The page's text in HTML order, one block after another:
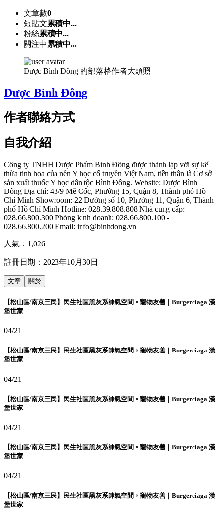
文章數0
短貼文累積中...
粉絲累積中...
關注中 累積中...
Dược Bình Đông 的部落格作者大頭照
Dược Bình Đông
作者聯絡方式
自我介紹
Công ty TNHH Dược Phẩm Bình Đông được thành lập với sự kế
thừa tinh hoa của nền Y học cổ truyền Việt Nam, tiền thân là Cơ sở
sản xuất thuốc Y học dân tộc Bình Đông. Website: Dược Bình
Đông Địa chỉ: 43/9 Mễ Cốc, Phường 15, Quận 8, Thành phố Hồ
Chí Minh Showroom: 22 Đường số 10, Phường 11, Quận 6, Thành
phố Hồ Chí Minh Hotline: 028.39.808.808 Nhà cung cấp:
028.66.800.300 Phòng kinh doanh: 028.66.800.100 -
028.66.800.200 Email: info@binhdong.vn
人氣： 1,026
註冊日期： 2023年10月30日
文章 關於
【松山區/南京三民】民生社區黑灰系帥氣空間 × 寵物友善｜Burgerciaga 漢
堡世家
04/21
【松山區/南京三民】民生社區黑灰系帥氣空間 × 寵物友善｜Burgerciaga 漢
堡世家
04/21
【松山區/南京三民】民生社區黑灰系帥氣空間 × 寵物友善｜Burgerciaga 漢
堡世家
04/21
【松山區/南京三民】民生社區黑灰系帥氣空間 × 寵物友善｜Burgerciaga 漢
堡世家
04/21
【松山區/南京三民】民生社區黑灰系帥氣空間 × 寵物友善｜Burgerciaga 漢
堡世家